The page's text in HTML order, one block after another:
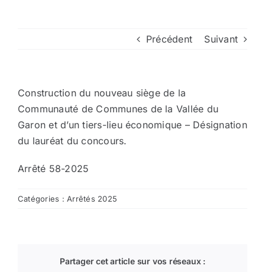
Nous contacter
Aller au site de la CCVG
Précédent Suivant
Construction du nouveau siège de la
Communauté de Communes de la Vallée du
Garon et d’un tiers-lieu économique – Désignation
du lauréat du concours.
Arrêté 58-2025
Catégories :Arrêtés 2025
Partager cet article sur vos réseaux :